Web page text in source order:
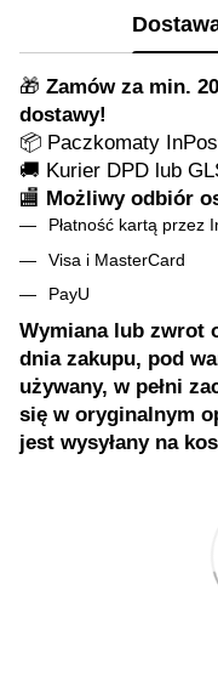
🎁 Zamów za min.
dostawy!
📦 Paczkomaty
🚚 Kurier DPD lub
🏬 Możliwy odbiór
Płatność kartą przez
Visa i MasterCard
PayU
Wymiana lub zwrot
dnia zakupu, pod
używany, w pełni
się w oryginalnym
jest wysyłany na